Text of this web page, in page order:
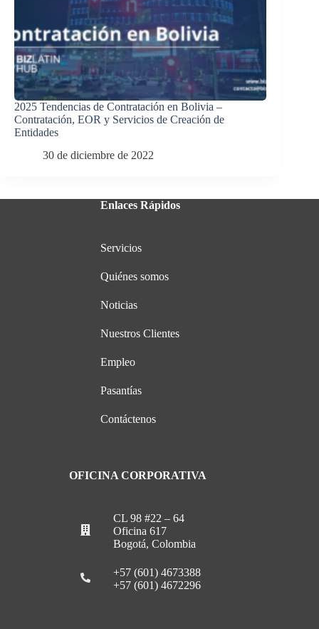
2025 Tendencias de Contratación en Bolivia –
Contratación, EOR y Servicios de Creación de
Entidades
30 de diciembre de 2022
Enlaces Rápidos
Servicios
Quiénes somos
Noticias
Nuestros Clientes
Empleo
Pasantías
Contáctenos
OFICINA CORPORATIVA
CL 98 #22 – 64
Oficina 617
Bogotá, Colombia
+57 (601) 4673388
+57 (601) 4672296